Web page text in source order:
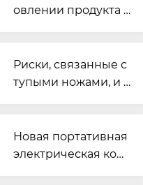
овлении продукта |
офункциональная э
лектрическая точил
я точность и безопа
сность контроля угл
Риски, связанные с
тупыми ножами, и п
Новая портативная
электрическая коф